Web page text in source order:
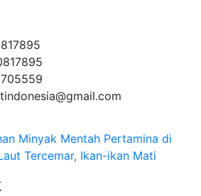
Minyak Mentah Pertamina di
Tercemar, Ikan-ikan Mati